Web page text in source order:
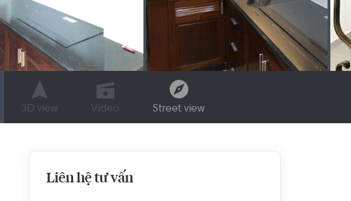
3D view Video Street view
Liên hệ tư vấn